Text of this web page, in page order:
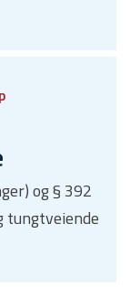
og § 392
tungtveiende